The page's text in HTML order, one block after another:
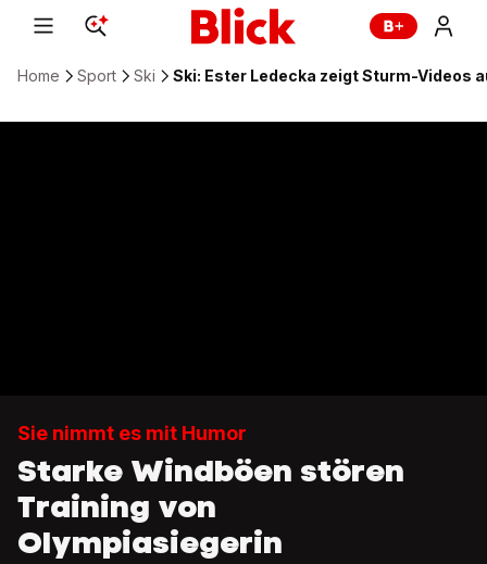
Home Sport Ski Ski: Ester Ledecka zeigt Sturm-Videos
Sie nimmt es mit Humor
Starke Windböen stören
Training von
Olympiasiegerin